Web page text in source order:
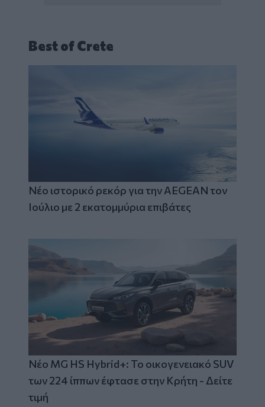
Best of Crete
Νέο ιστορικό ρεκόρ για την AEGEAN τον
Ιούλιο με 2 εκατομμύρια επιβάτες
Νέο MG HS Hybrid+: Το οικογενειακό SUV
των 224 ίππων έφτασε στην Κρήτη - Δείτε
τιμή